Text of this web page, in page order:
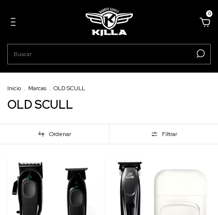
0
Inicio . Marcas . OLD SCULL
OLD SCULL
Ordenar Filtrar